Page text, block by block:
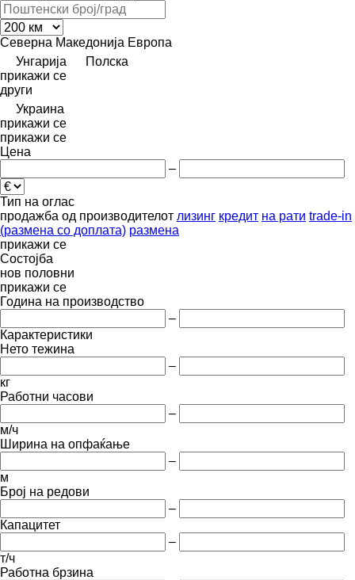
Северна Македонија Европа
Унгарија
Полска
прикажи се
други
Украина
прикажи се
прикажи се
Цена
–
Тип на оглас
продажба од производителот лизинг кредит на рати trade-in
(размена со доплата) размена
прикажи се
Состојба
нов половни
прикажи се
Година на производство
–
Карактеристики
Нето тежина
–
кг
Работни часови
–
м/ч
Ширина на опфаќање
–
м
Број на редови
–
Капацитет
–
т/ч
Работна брзина